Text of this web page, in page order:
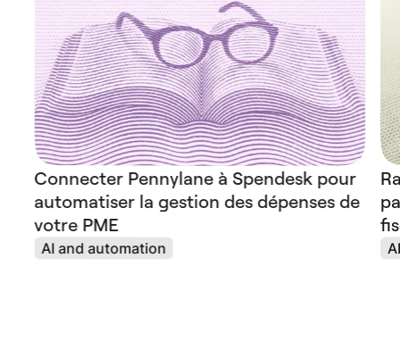
Connecter Pennylane à Spendesk pour
automatiser la gestion des dépenses de
votre PME
AI and automation